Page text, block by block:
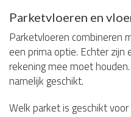
Parketvloeren en
Parketvloeren combineren
een prima optie. Echter zijn
rekening mee moet
namelijk geschikt.
Welk parket is geschikt